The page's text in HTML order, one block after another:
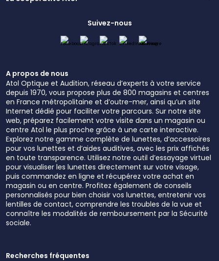
Suivez-nous
A propos de nous
Atol Optique et Audition, réseau d’experts à votre service
depuis 1970, vous propose plus de 800 magasins et centres
en France métropolitaine et d’outre-mer, ainsi qu’un site
Internet dédié pour faciliter votre parcours. Sur notre site
web, préparez facilement votre visite dans un magasin ou
centre Atol le plus proche grâce à une carte interactive.
Explorez notre gamme complète de lunettes, d’accessoires
pour vos lunettes et d’aides auditives, avec les prix affichés
en toute transparence. Utilisez notre outil d’essayage virtuel
pour visualiser les lunettes directement sur votre visage,
puis commandez en ligne et récupérez votre achat en
magasin ou en centre. Profitez également de conseils
personnalisés pour bien choisir vos lunettes, entretenir vos
lentilles de contact, comprendre les troubles de la vue et
connaître les modalités de remboursement par la Sécurité
sociale.
Recherches fréquentes